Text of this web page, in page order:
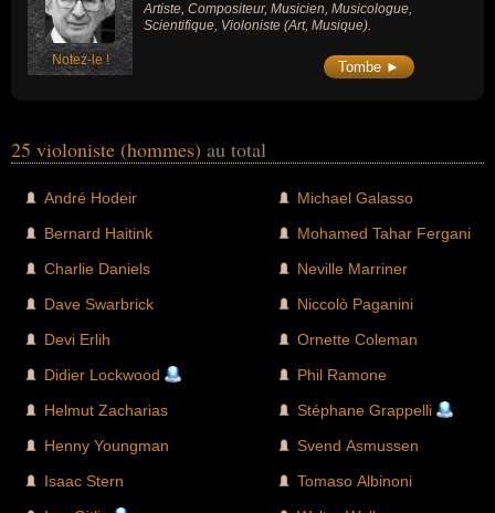
Notez-le !
Artiste, Compositeur, Musicien, Musicologue,
Scientifique, Violoniste (Art, Musique).
Tombe ►
25 violoniste (hommes) au total
André Hodeir
Bernard Haitink
Charlie Daniels
Dave Swarbrick
Devi Erlih
Didier Lockwood
Helmut Zacharias
Henny Youngman
Isaac Stern
Michael Galasso
Mohamed Tahar Fergani
Neville Marriner
Niccolò Paganini
Ornette Coleman
Phil Ramone
Stéphane Grappelli
Svend Asmussen
Tomaso Albinoni